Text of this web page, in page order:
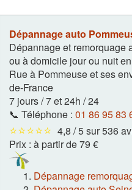
Dépannage auto
Dépannage et remorquage
ou à domicile jour ou nuit
Rue à Pommeuse et ses
de-France
7 jours / 7 et 24h / 24
📞 Téléphone : 01 86 95 83
⭐⭐⭐⭐⭐ 4,8 / 5 sur 536
Prix : à partir de 79 €
Dépannage